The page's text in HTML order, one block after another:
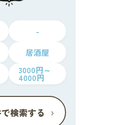
-
居酒屋
3000円～
4000円
検索する ›